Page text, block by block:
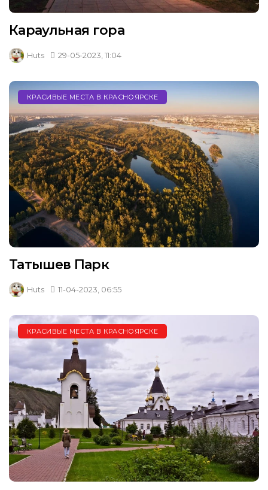
Караульная гора
Huts 29-05-2023, 11:04
КРАСИВЫЕ МЕСТА В КРАСНОЯРСКЕ
Татышев Парк
Huts 11-04-2023, 06:55
КРАСИВЫЕ МЕСТА В КРАСНОЯРСКЕ